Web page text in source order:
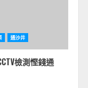
通沙井
檢測慳錢通